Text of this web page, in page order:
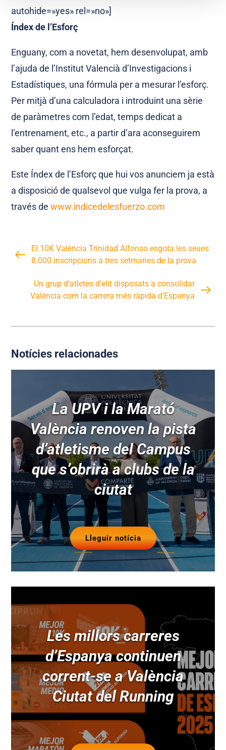
autohide=»yes» rel=»no»]
Índex de l’Esforç
Enguany, com a novetat, hem desenvolupat, amb
l’ajuda de l’Institut Valencià d’Investigacions i
Estadístiques, una fórmula per a mesurar l’esforç.
Per mitjà d’una calculadora i introduint una sèrie
de paràmetres com l’edat, temps dedicat a
l’entrenament, etc., a partir d’ara aconseguirem
saber quant ens hem esforçat.
Este Índex de l’Esforç que hui vos anunciem ja està
a disposició de qualsevol que vulga fer la prova, a
través dewww.indicedelesfuerzo.com
El 10K València Trinidad Alfonso esgota les seues
8.000 inscripcions a tres setmanes de la prova
Un grup d’atletes d’elit disposats a consolidar
València com la carrera més ràpida d’Espanya
Notícies relacionades
La UPV i la Marató
València renoven la pista
d’atletisme del Campus
que s’obrirà a clubs de la
ciutat
Lleguir notícia
Les millors carreres
d’Espanya continuen
corrent-se a València
Ciutat del Running